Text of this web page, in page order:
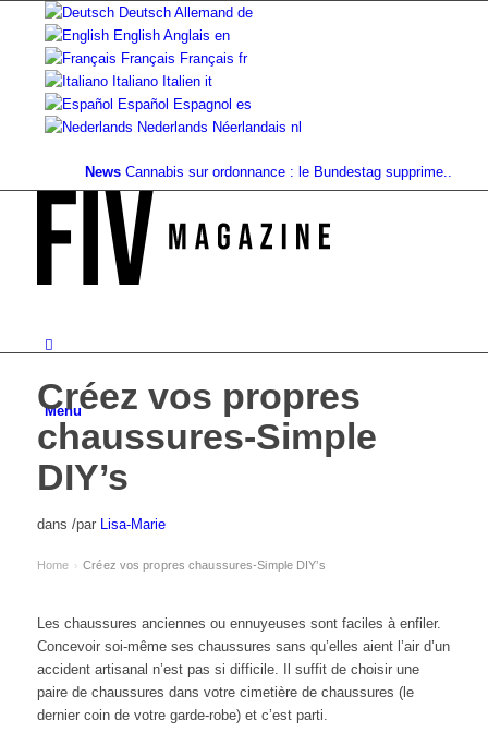
Deutsch Allemand de
English Anglais en
Français Français fr
Italiano Italien it
Español Espagnol es
Nederlands Néerlandais nl
News Cannabis sur ordonnance : le Bundestag supprime...Valeur
Menu
Créez vos propres
chaussures-Simple
DIY’s
dans /par Lisa-Marie
Home › Créez vos propres chaussures-Simple DIY’s
Les chaussures anciennes ou ennuyeuses sont faciles à enfiler.
Concevoir soi-même ses chaussures sans qu’elles aient l’air d’un
accident artisanal n’est pas si difficile. Il suffit de choisir une
paire de chaussures dans votre cimetière de chaussures (le
dernier coin de votre garde-robe) et c’est parti.